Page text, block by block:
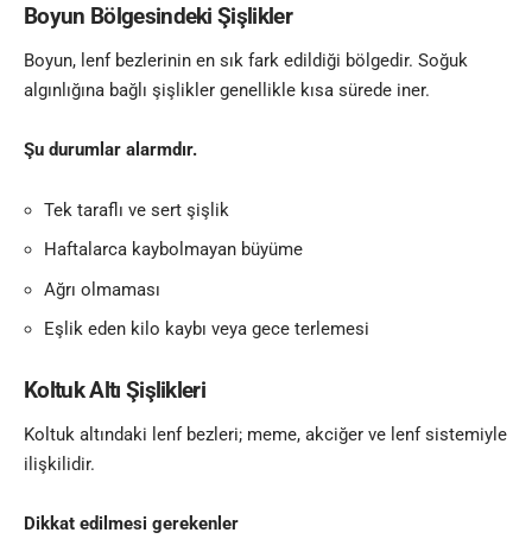
Boyun Bölgesindeki Şişlikler
Boyun, lenf bezlerinin en sık fark edildiği bölgedir. Soğuk
algınlığına bağlı şişlikler genellikle kısa sürede iner.
Şu durumlar alarmdır.
Tek taraflı ve sert şişlik
Haftalarca kaybolmayan büyüme
Ağrı olmaması
Eşlik eden kilo kaybı veya gece terlemesi
Koltuk Altı Şişlikleri
Koltuk altındaki lenf bezleri; meme, akciğer ve lenf sistemiyle
ilişkilidir.
Dikkat edilmesi gerekenler